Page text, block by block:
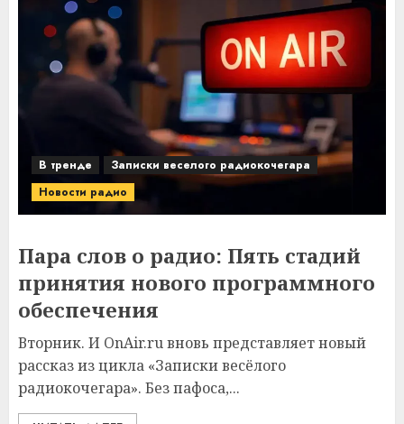
В тренде
Записки веселого радиокочегара
Новости радио
Пара слов о радио: Пять стадий
принятия нового программного
обеспечения
Вторник. И OnAir.ru вновь представляет новый
рассказ из цикла «Записки весёлого
радиокочегара». Без пафоса,...